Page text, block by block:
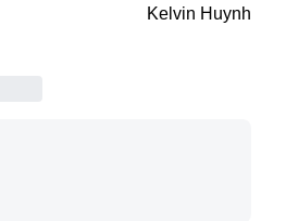
Kelvin Huynh